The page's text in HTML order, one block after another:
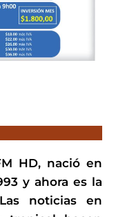
HD, nació en
y ahora es la
noticias en